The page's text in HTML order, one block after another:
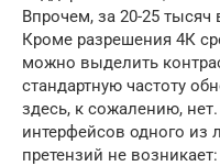
Впрочем, за 20-25 тысяч
Кроме разрешения 4К
можно выделить
стандартную частоту
здесь, к сожалению,
интерфейсов одного из
претензий не